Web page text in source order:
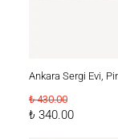
Ankara Sergi Evi,
₺ 430.00
₺ 340.00